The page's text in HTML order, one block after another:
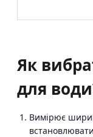
Як
для
Вимірює